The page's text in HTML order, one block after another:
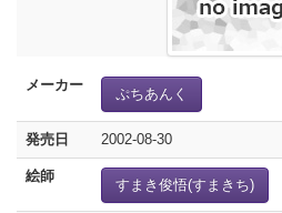
メーカー
ぷちあんく
発売日 2002-08-30
絵師
すまき俊悟(すまきち)